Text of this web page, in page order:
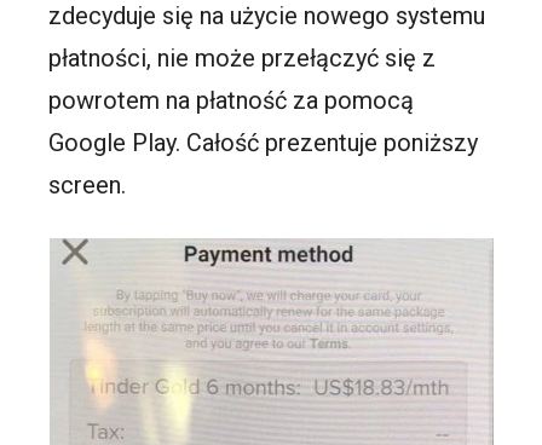
zdecyduje się na użycie nowego systemu
płatności, nie może przełączyć się z
powrotem na płatność za pomocą
Google Play. Całość prezentuje poniższy
screen.